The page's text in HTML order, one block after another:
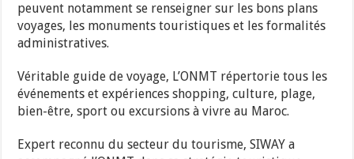
peuvent notamment se renseigner sur les bons plans
voyages, les monuments touristiques et les formalités
administratives.
Véritable guide de voyage, L’ONMT répertorie tous les
événements et expériences shopping, culture, plage,
bien-être, sport ou excursions à vivre au Maroc.
Expert reconnu du secteur du tourisme, SIWAY a